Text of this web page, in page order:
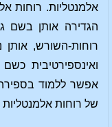
אלמנטליות. רוחות
הגדירה אותן בשם
רוחות-השורש, אותן
ואינספירטיבית
אפשר ללמוד
של רוחות